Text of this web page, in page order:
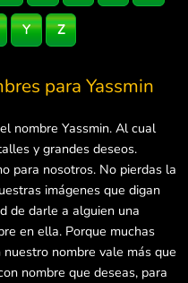
Y Z
para Yassmin
nombre Yassmin. Al cual
y grandes deseos.
para nosotros. No pierdas la
imágenes que digan
de darle a alguien una
en ella. Porque muchas
nombre vale más que
nombre que deseas, para